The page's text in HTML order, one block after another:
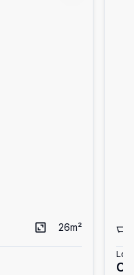
26m²
Loft